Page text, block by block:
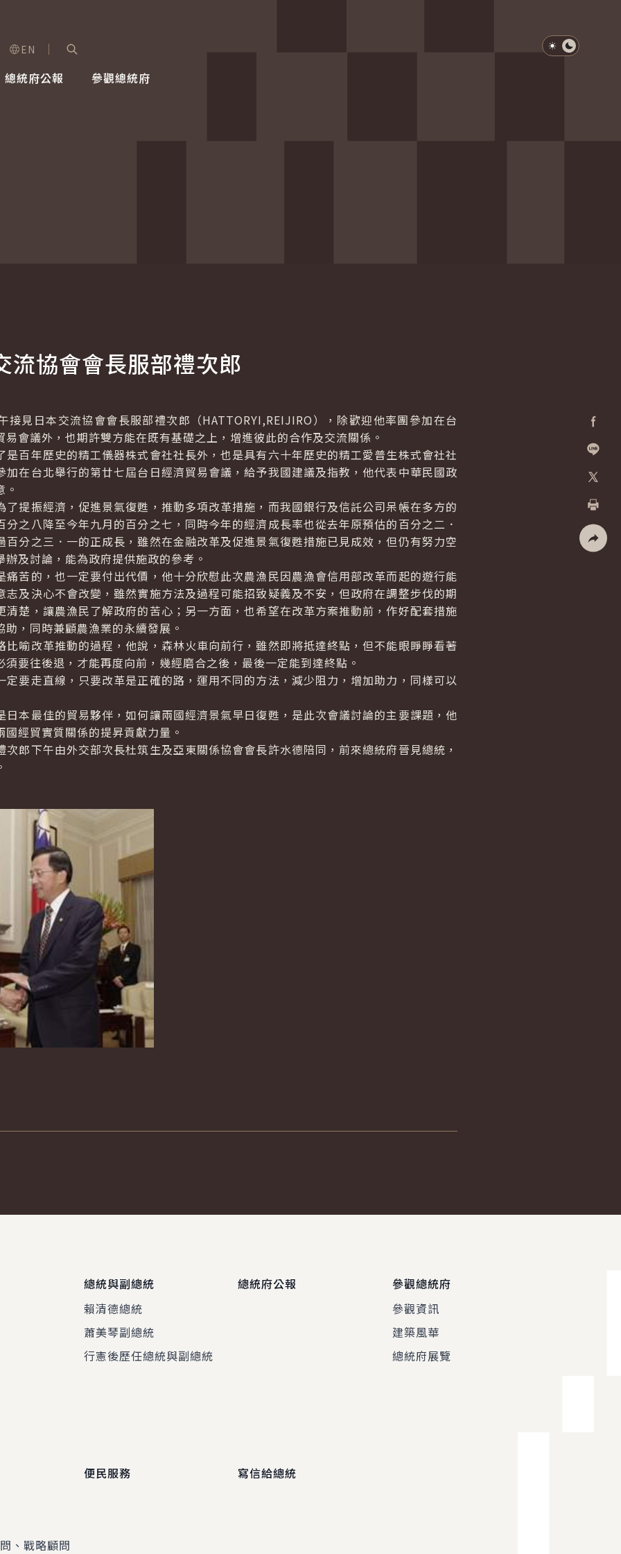
級選單
EN
總統府公報 參觀總統府
淺色模式
深色模式
加入好
列印
流協會會長服部禮次郎
日本交流協會會長服部禮次郎（HATTORYI,REIJIRO），除歡迎他率團參加在台
會議外，也期許雙方能在既有基礎之上，增進彼此的合作及交流關係。
年歷史的精工儀器株式會社社長外，也是具有六十年歷史的精工愛普生株式會社社
加在台北舉行的第廿七屆台日經濟貿易會議，給予我國建議及指教，他代表中華民國政
振經濟，促進景氣復甦，推動多項改革措施，而我國銀行及信託公司呆帳在多方的
之八降至今年九月的百分之七，同時今年的經濟成長率也從去年原預估的百分之二．
百分之三．一的正成長，雖然在金融改革及促進景氣復甦措施已見成效，但仍有努力空
及討論，能為政府提供施政的參考。
的，也一定要付出代價，他十分欣慰此次農漁民因農漁會信用部改革而起的遊行能
志及決心不會改變，雖然實施方法及過程可能招致疑義及不安，但政府在調整步伐的期
清楚，讓農漁民了解政府的苦心；另一方面，也希望在改革方案推動前，作好配套措施
，同時兼顧農漁業的永續發展。
改革推動的過程，他說，森林火車向前行，雖然即將抵達終點，但不能眼睜睜看著
要往後退，才能再度向前，幾經磨合之後，最後一定能到達終點。
走直線，只要改革是正確的路，運用不同的方法，減少阻力，增加助力，同樣可以
最佳的貿易夥伴，如何讓兩國經濟景氣早日復甦，是此次會議討論的主要課題，他
經貿實質關係的提昇貢獻力量。
下午由外交部次長杜筑生及亞東關係協會會長許水德陪同，前來總統府晉見總統，
總統與副總統
賴清德總統
蕭美琴副總統
行憲後歷任總統與副總統
總統府公報
參觀總統府
參觀資訊
建築風華
總統府展覽
、戰略顧問
便民服務 寫信給總統